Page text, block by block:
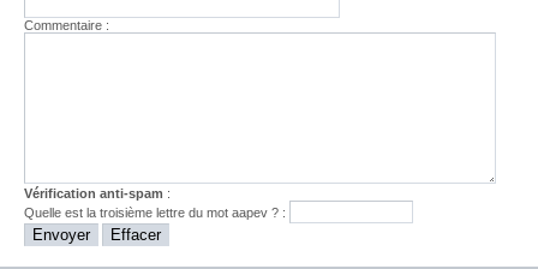
Commentaire :
Vérification anti-spam :
Quelle est latroisième lettre du motaapev ? :